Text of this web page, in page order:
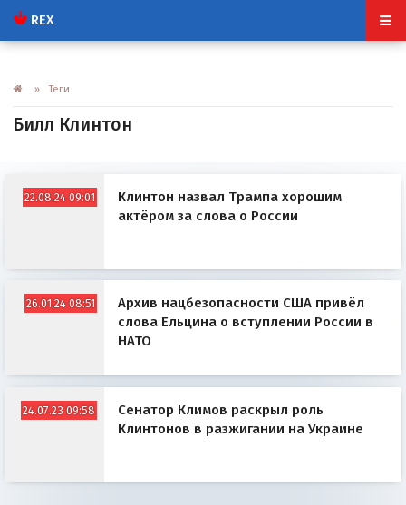
REX
» Теги
Билл Клинтон
22.08.24 09:01
Клинтон назвал Трампа хорошим
актёром за слова о России
26.01.24 08:51
Архив нацбезопасности США привёл
слова Ельцина о вступлении России в
НАТО
24.07.23 09:58
Сенатор Климов раскрыл роль
Клинтонов в разжигании на Украине